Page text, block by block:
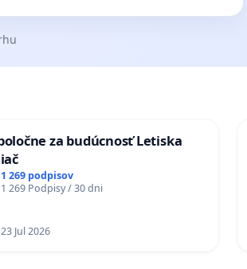
za budúcnosť Letiska
1 269 podpisov
1 269 Podpisy / 30 dni
23 Jul 2026